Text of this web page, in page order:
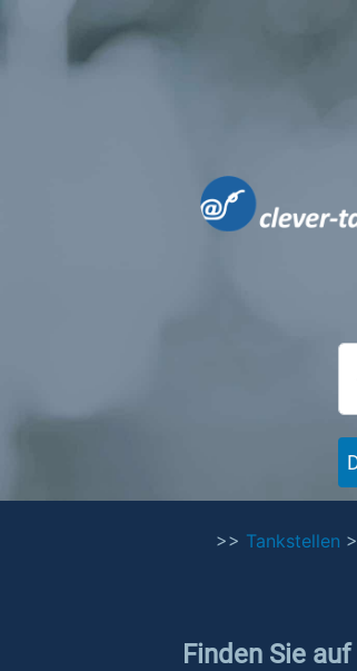
>> Tankstellen
Finden Sie